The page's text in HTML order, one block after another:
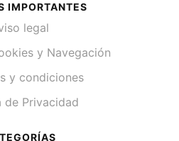
IMPORTANTES
legal
y Navegación
y condiciones
de Privacidad